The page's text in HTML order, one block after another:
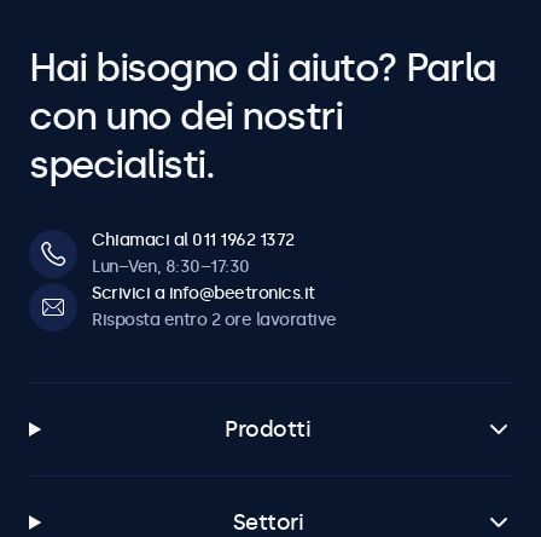
Hai bisogno di aiuto? Parla
con uno dei nostri
specialisti.
Chiamaci al 011 1962 1372
Lun–Ven, 8:30–17:30
Scrivici a info@beetronics.it
Risposta entro 2 ore lavorative
Prodotti
Settori